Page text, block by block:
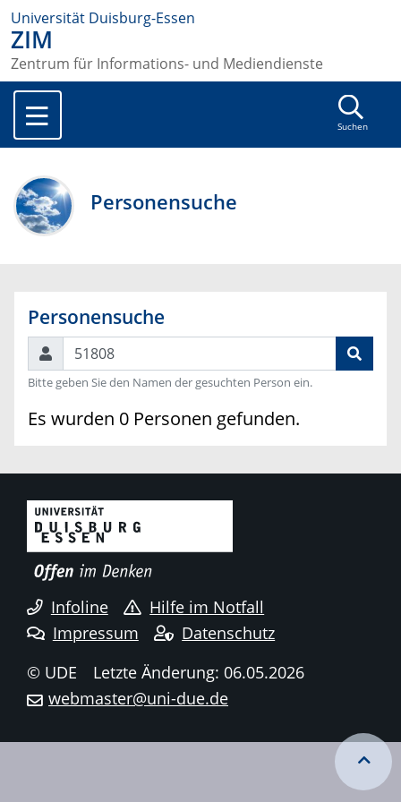
Universität Duisburg-Essen
ZIM
Zentrum für Informations- und Mediendienste
Suchen
Personensuche
Personensuche
Suchen
Bitte geben Sie den Namen der gesuchten Person ein.
Es wurden 0 Personen gefunden.
Infoline
Hilfe im Notfall
Impressum
Datenschutz
© UDE
Letzte Änderung: 06.05.2026
webmaster@uni-due.de